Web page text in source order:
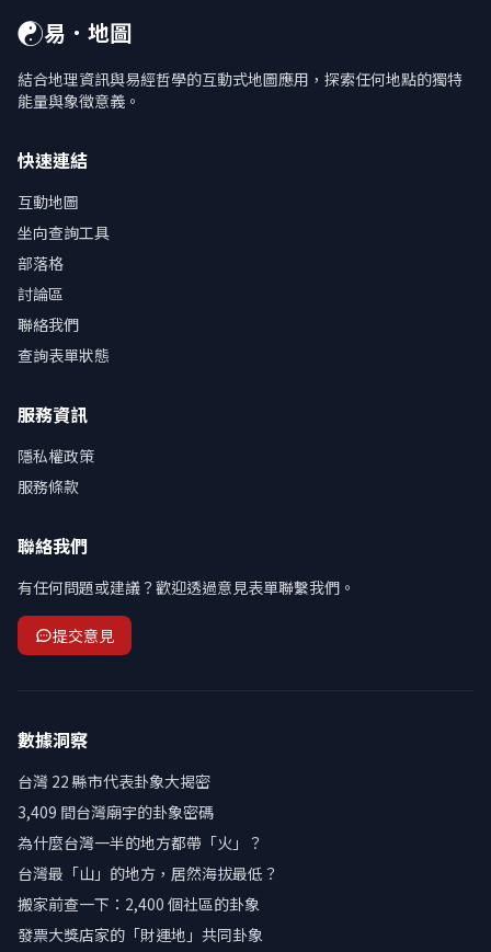
☯易．地圖
結合地理資訊與易經哲學的互動式地圖應用，探索任何地點的獨特
能量與象徵意義。
快速連結
互動地圖
坐向查詢工具
部落格
討論區
聯絡我們
查詢表單狀態
服務資訊
隱私權政策
服務條款
聯絡我們
有任何問題或建議？歡迎透過意見表單聯繫我們。
提交意見
數據洞察
台灣 22 縣市代表卦象大揭密
3,409 間台灣廟宇的卦象密碼
為什麼台灣一半的地方都帶「火」？
台灣最「山」的地方，居然海拔最低？
搬家前查一下：2,400 個社區的卦象
發票大獎店家的「財運地」共同卦象